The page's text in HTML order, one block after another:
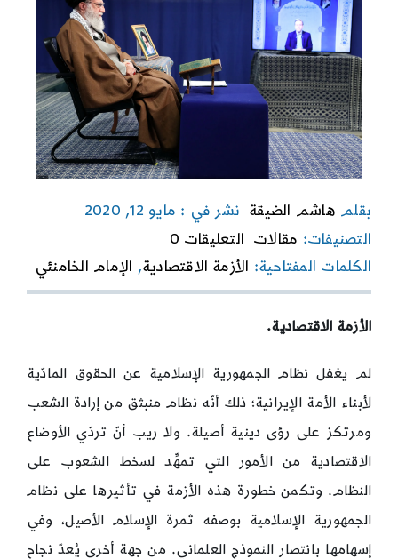
بقلم هاشم الضيقة نشر في : مايو 12, 2020
التصنيفات: مقالات التعليقات 0
من
الدور
إدارة
الأزمات
(الحلقة
الرابعة:
الاقتصادية)
الكلمات المفتاحية: الأزمة الاقتصادية, الإمام الخامنئي
الأزمة الاقتصادية.
لم يغفل نظام الجمهورية الإسلامية عن الحقوق المادّية
لأبناء الأمة الإيرانية؛ ذلك أنّه نظام منبثق من إرادة الشعب
ومرتكز على رؤى دينية أصيلة. ولا ريب أنّ تردّي الأوضاع
الاقتصادية من الأمور التي تمهِّد لسخط الشعوب على
النظام. وتكمن خطورة هذه الأزمة في تأثيرها على نظام
الجمهورية الإسلامية بوصفه ثمرة الإسلام الأصيل، وفي
إسهامها بانتصار النموذج العلماني. من جهة أخرى يُعدّ نجاح